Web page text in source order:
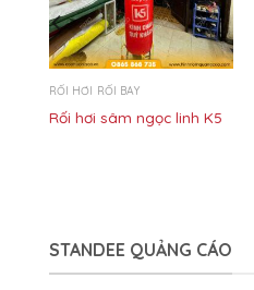
RỐI HƠI RỐI BAY
Rối hơi sâm ngọc linh K5
STANDEE QUẢNG CÁO